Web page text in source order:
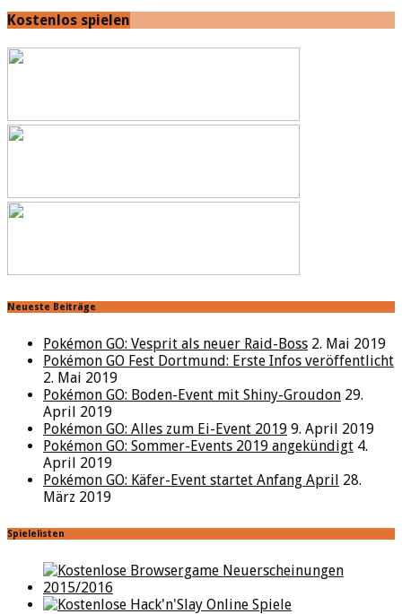
Kostenlos spielen
Neueste Beiträge
Pokémon GO: Vesprit als neuer Raid-Boss 2. Mai 2019
Pokémon GO Fest Dortmund: Erste Infos veröffentlicht
2. Mai 2019
Pokémon GO: Boden-Event mit Shiny-Groudon 29.
April 2019
Pokémon GO: Alles zum Ei-Event 2019 9. April 2019
Pokémon GO: Sommer-Events 2019 angekündigt 4.
April 2019
Pokémon GO: Käfer-Event startet Anfang April 28.
März 2019
Spielelisten